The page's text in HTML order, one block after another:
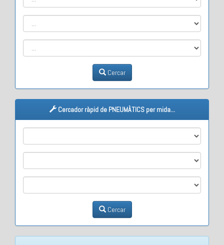
Cercar
Cercador ràpid de PNEUMÀTICS per mida...
Cercar